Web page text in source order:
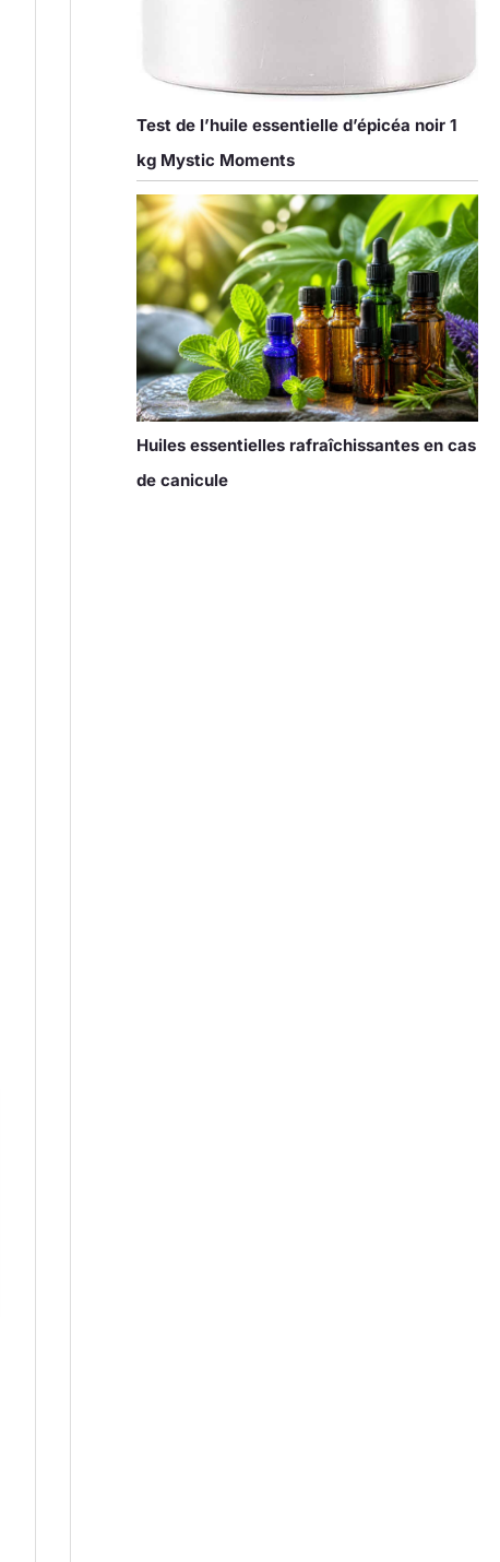
Test de l’huile essentielle d’épicéa noir 1
kg Mystic Moments
Huiles essentielles rafraîchissantes en cas
de canicule